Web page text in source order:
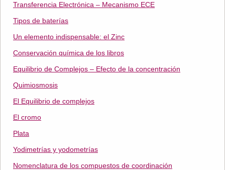
Transferencia Electrónica – Mecanismo ECE
Tipos de baterías
Un elemento indispensable: el Zinc
Conservación química de los libros
Equilibrio de Complejos – Efecto de la concentración
Quimiosmosis
El Equilibrio de complejos
El cromo
Plata
Yodimetrías y yodometrías
Nomenclatura de los compuestos de coordinación